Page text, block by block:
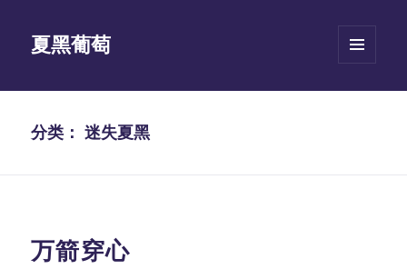
夏黑葡萄
挂件
分类：迷失夏黑
万箭穿心